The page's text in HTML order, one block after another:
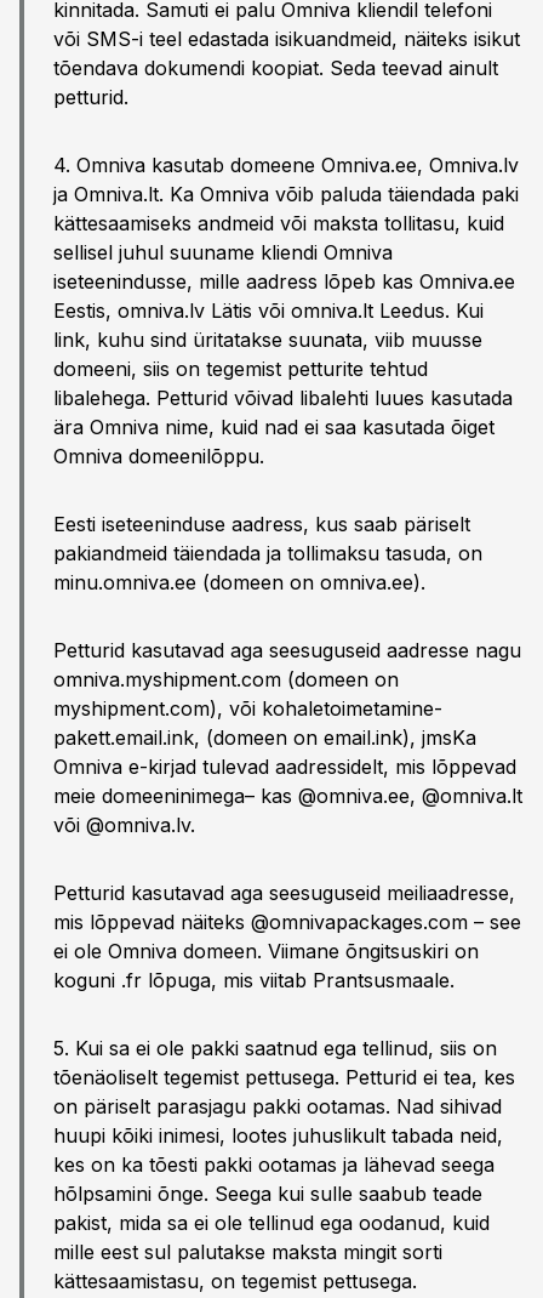
kinnitada. Samuti ei palu Omniva kliendil telefoni
või SMS-i teel edastada isikuandmeid, näiteks isikut
tõendava dokumendi koopiat. Seda teevad ainult
petturid.
4. Omniva kasutab domeene Omniva.ee, Omniva.lv
ja Omniva.lt. Ka Omniva võib paluda täiendada paki
kättesaamiseks andmeid või maksta tollitasu, kuid
sellisel juhul suuname kliendi Omniva
iseteenindusse, mille aadress lõpeb kas Omniva.ee
Eestis, omniva.lv Lätis või omniva.lt Leedus. Kui
link, kuhu sind üritatakse suunata, viib muusse
domeeni, siis on tegemist petturite tehtud
libalehega. Petturid võivad libalehti luues kasutada
ära Omniva nime, kuid nad ei saa kasutada õiget
Omniva domeenilõppu.
Eesti iseteeninduse aadress, kus saab päriselt
pakiandmeid täiendada ja tollimaksu tasuda, on
minu.omniva.ee (domeen on omniva.ee).
Petturid kasutavad aga seesuguseid aadresse nagu
omniva.myshipment.com (domeen on
myshipment.com), või kohaletoimetamine-
pakett.email.ink, (domeen on email.ink), jmsKa
Omniva e-kirjad tulevad aadressidelt, mis lõppevad
meie domeeninimega– kas @omniva.ee, @omniva.lt
või @omniva.lv.
Petturid kasutavad aga seesuguseid meiliaadresse,
mis lõppevad näiteks @omnivapackages.com – see
ei ole Omniva domeen. Viimane õngitsuskiri on
koguni .fr lõpuga, mis viitab Prantsusmaale.
5. Kui sa ei ole pakki saatnud ega tellinud, siis on
tõenäoliselt tegemist pettusega. Petturid ei tea, kes
on päriselt parasjagu pakki ootamas. Nad sihivad
huupi kõiki inimesi, lootes juhuslikult tabada neid,
kes on ka tõesti pakki ootamas ja lähevad seega
hõlpsamini õnge. Seega kui sulle saabub teade
pakist, mida sa ei ole tellinud ega oodanud, kuid
mille eest sul palutakse maksta mingit sorti
kättesaamistasu, on tegemist pettusega.